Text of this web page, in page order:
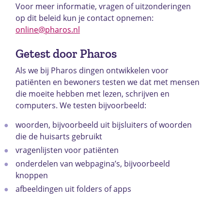
Voor meer informatie, vragen of uitzonderingen
op dit beleid kun je contact opnemen:
online@pharos.nl
Getest door Pharos
Als we bij Pharos dingen ontwikkelen voor
patiënten en bewoners testen we dat met mensen
die moeite hebben met lezen, schrijven en
computers. We testen bijvoorbeeld:
woorden, bijvoorbeeld uit bijsluiters of woorden
die de huisarts gebruikt
vragenlijsten voor patiënten
onderdelen van webpagina’s, bijvoorbeeld
knoppen
afbeeldingen uit folders of apps